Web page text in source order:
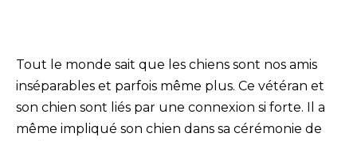
Tout le monde sait que les chiens sont nos amis
inséparables et parfois même plus. Ce vétéran et
son chien sont liés par une connexion si forte. Il a
même impliqué son chien dans sa cérémonie de